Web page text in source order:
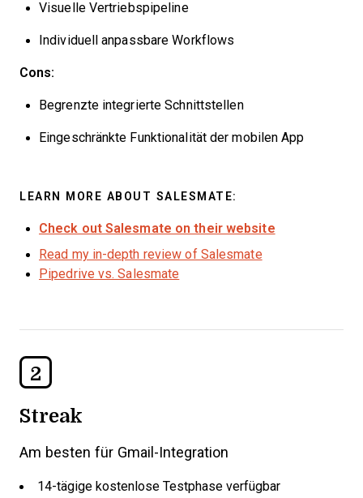
Visuelle Vertriebspipeline
Individuell anpassbare Workflows
Cons:
Begrenzte integrierte Schnittstellen
Eingeschränkte Funktionalität der mobilen App
LEARN MORE ABOUT SALESMATE:
Check out Salesmate on their website
Read my in-depth review of Salesmate
Pipedrive vs. Salesmate
2
Streak
Am besten für Gmail-Integration
14-tägige kostenlose Testphase verfügbar